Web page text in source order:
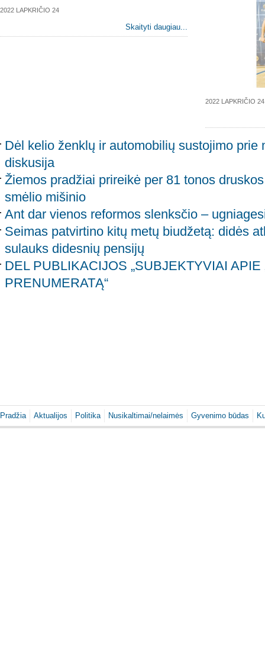
2022 LAPKRIČIO 24
Skaityti daugiau...
2022 LAPKRIČIO 24
Dėl kelio ženklų ir automobilių sustojimo prie
diskusija
Žiemos pradžiai prireikė per 81 tonos
smėlio mišinio
Ant dar vienos reformos slenksčio –
Seimas patvirtino kitų metų biudžetą: didės
sulauks didesnių pensijų
DEL PUBLIKACIJOS „SUBJEKTYVIAI APIE
PRENUMERATĄ“
Pradžia Aktualijos Politika Nusikaltimai/nelaimės Gyvenimo būdas